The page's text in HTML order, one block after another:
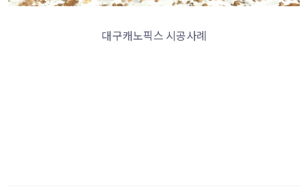
대구캐노픽스 시공사례